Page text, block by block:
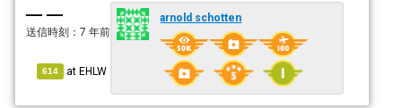
— —
送信時刻：7 年前
614 atEHLW
arnold schotten